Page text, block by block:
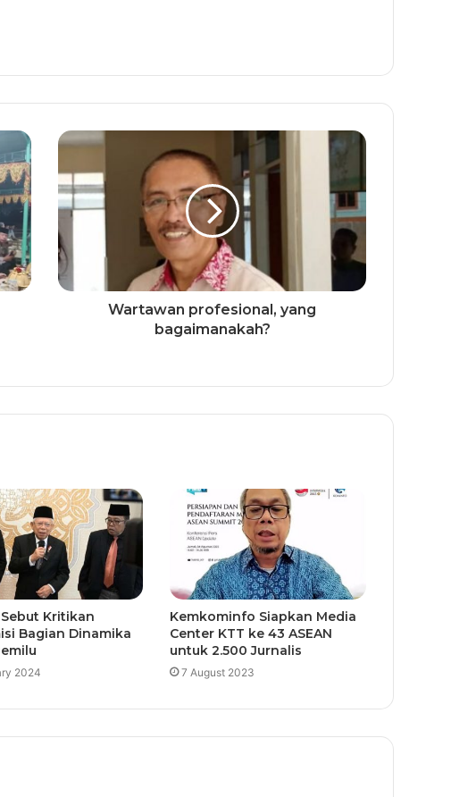
Wartawan profesional, yang
bagaimanakah?
Kritikan
Bagian Dinamika
2024
Kemkominfo Siapkan Media
Center KTT ke 43 ASEAN
untuk 2.500 Jurnalis
7 August 2023